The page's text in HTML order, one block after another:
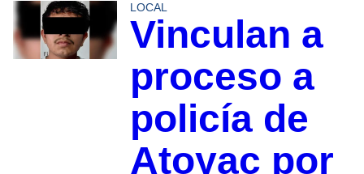
LOCAL
Vinculan a
proceso a
policía de
Atoyac por